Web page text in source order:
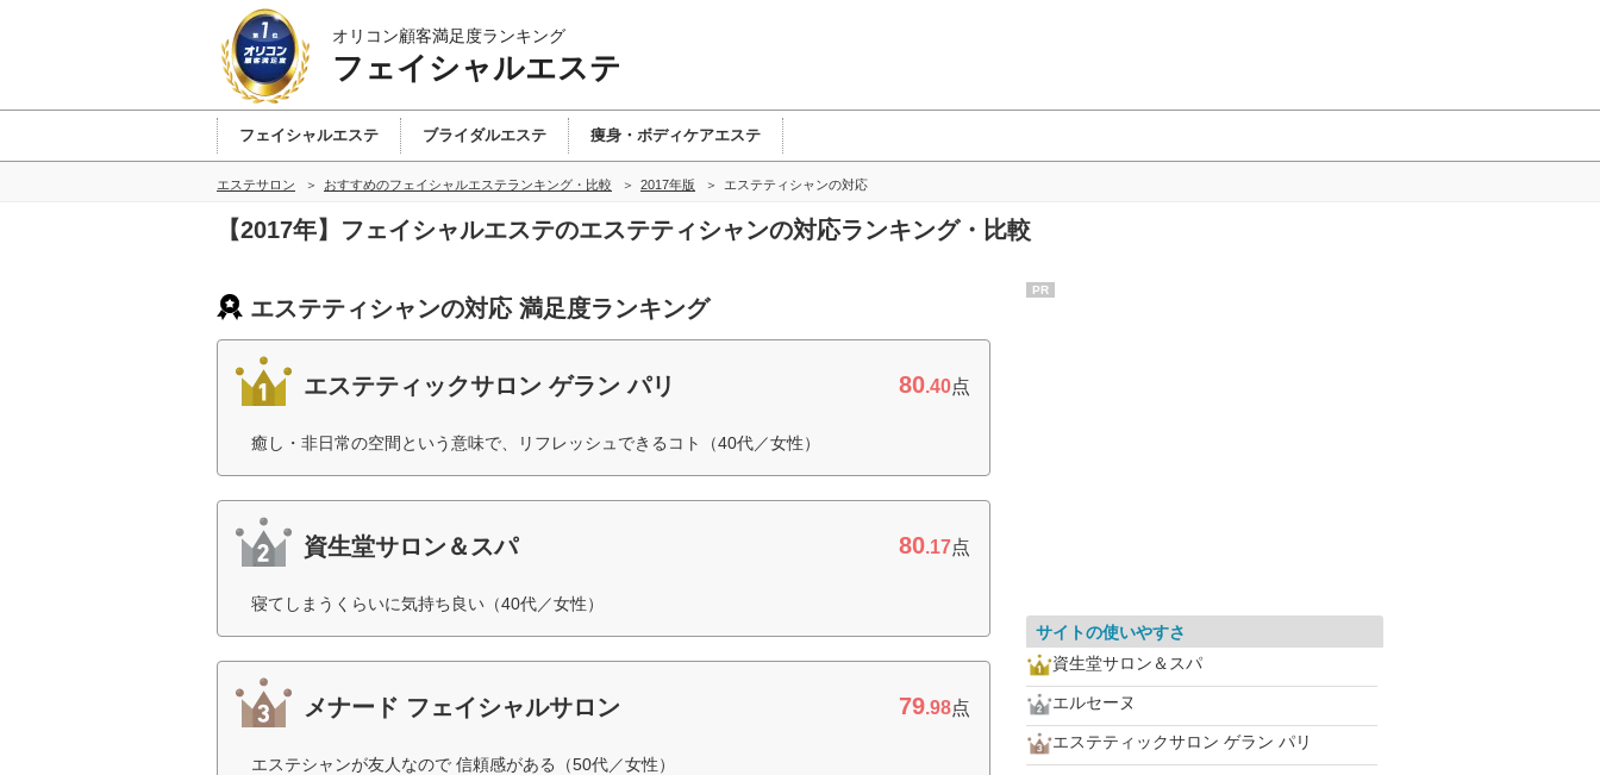
オリコン顧客満足度ランキング
フェイシャルエステ
フェイシャルエステ ブライダルエステ 痩身・ボディケアエステ
エステサロン おすすめのフェイシャルエステランキング・比較 2017年版 エステティシャンの対応
【2017年】フェイシャルエステのエステティシャンの対応ランキング・比較
エステティシャンの対応 満足度ランキング
エステティックサロン ゲラン パリ 80.40点
癒し・非日常の空間という意味で、リフレッシュできるコト（40代／女性）
資生堂サロン＆スパ 80.17点
寝てしまうくらいに気持ち良い（40代／女性）
メナード フェイシャルサロン 79.98点
エステシャンが友人なので 信頼感がある（50代／女性）
PR
サイトの使いやすさ
資生堂サロン＆スパ
エルセーヌ
エステティックサロン ゲラン パリ